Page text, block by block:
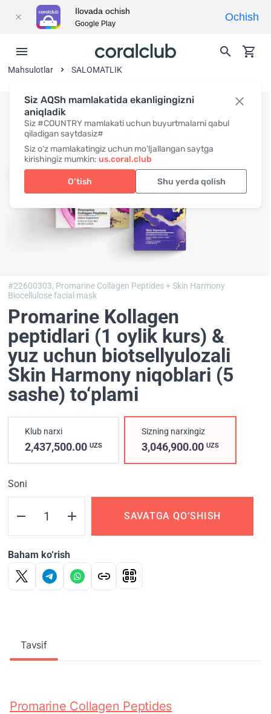
Siz AQSh mamlakatida ekanligingizni
aniqladik
Siz #COUNTRY mamlakati uchun buyurtmalarni qabul
qiladigan saytdasiz#
Siz o‘z mamlakatingiz uchun mo‘ljallangan saytga
kirishingiz mumkin: us.coral.club
O‘tish Shu yerda qolish
Mahsulotlar SALOMATLIK
#22600303, Promarine Collagen Peptides + Skin Harmony
Biocellulose facial mask
Promarine Kollagen
peptidlari (1 oylik kurs) &
yuz uchun biotsellyulozali
Skin Harmony niqoblari (5
sashe) to‘plami
Klub narxi
2,437,500.00 UZS
Sizning narxingiz
3,046,900.00UZS
Soni
SAVATGA QO‘SHISH
Baham ko‘rish
Tavsif
Promarine Collagen Peptides
Ilovada ochish
Google Play
Ochish